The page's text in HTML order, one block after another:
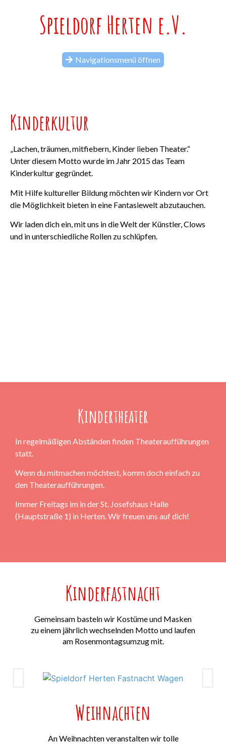
Spieldorf Herten e.V.
Navigationsmenü öffnen
Kinderkultur
„Lachen, träumen, mitfiebern, Kinder lieben Theater.“
Unter diesem Motto wurde im Jahr 2015 das Team
Kinderkultur gegründet.
Mit Hilfe kultureller Bildung möchten wir Kindern vor Ort
die Möglichkeit bieten in eine Fantasiewelt abzutauchen.
Wir laden dich ein, mit uns in die Welt der Künstler, Clows
und in unterschiedliche Rollen zu schlüpfen.
Kindertheater
In regelmäßigen Abständen finden Theateraufführungen
statt.
Wenn du mitmachen möchtest, komm doch einfach zu
den Theateraufführungen.
Immer Freitags im in der St. Josefshaus Halle
(Hauptstraße 1) in Herten. Wir freuen uns auf dich!
Weihnachten
An Weihnachten veranstalten wir tolle
Kinderfastnacht
Gemeinsam basteln wir Kostüme und Masken
zu einem jährlich wechselnden Motto und laufen
am Rosenmontagsumzug mit.